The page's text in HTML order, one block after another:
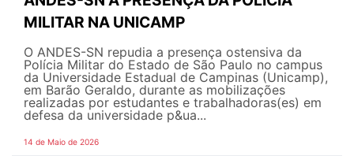
MILITAR NA UNICAMP
O ANDES-SN repudia a presença ostensiva da
Polícia Militar do Estado de São Paulo no campus
da Universidade Estadual de Campinas (Unicamp),
em Barão Geraldo, durante as mobilizações
realizadas por estudantes e trabalhadoras(es) em
defesa da universidade p&ua...
14 de Maio de 2026